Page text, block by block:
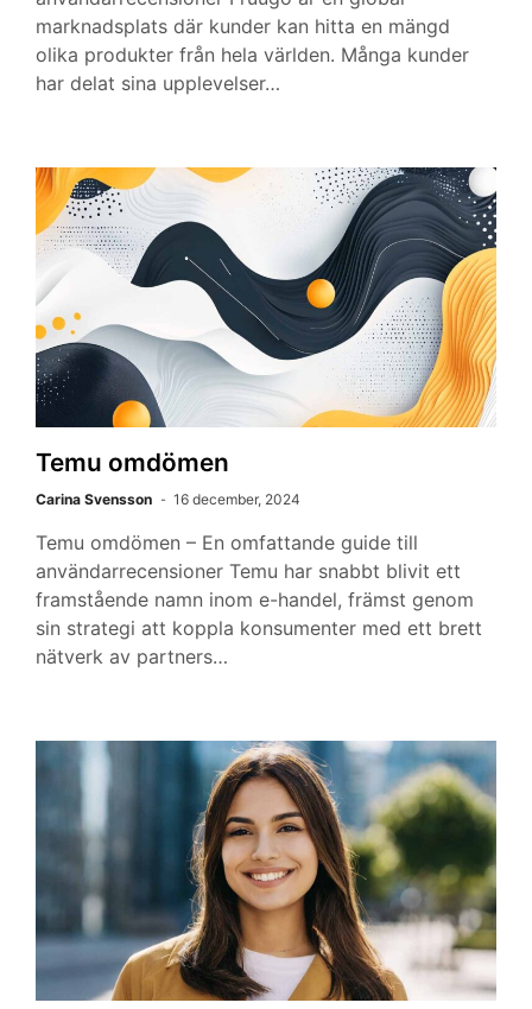
marknadsplats där kunder kan hitta en mängd
olika produkter från hela världen. Många kunder
har delat sina upplevelser…
Temu omdömen
Carina Svensson 16 december, 2024
Temu omdömen – En omfattande guide till
användarrecensioner Temu har snabbt blivit ett
framstående namn inom e-handel, främst genom
sin strategi att koppla konsumenter med ett brett
nätverk av partners…